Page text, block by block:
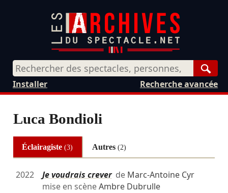
Recherche avancée
Installer
Luca Bondioli
Éclairagiste(3) Autres (2)
2022 Je voudrais creverde Marc-Antoine Cyr
mise en scèneAmbre Dubrulle